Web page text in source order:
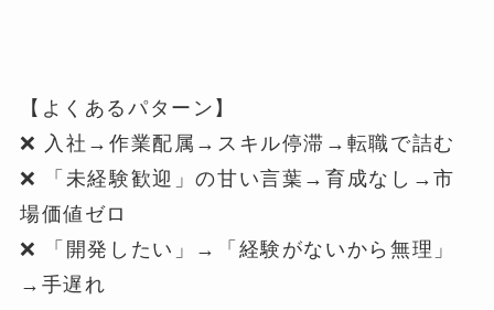
【よくあるパターン】
❌ 入社→作業配属→スキル停滞→転職で詰む
❌ 「未経験歓迎」の甘い言葉→育成なし→市
場価値ゼロ
❌ 「開発したい」→「経験がないから無理」
→手遅れ